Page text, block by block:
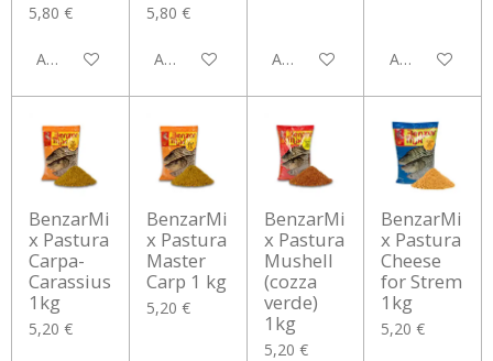
5,80 €
Aggiungi al carrello
5,80 €
Aggiungi al carrelloAggiungi al carrelloAggiungi al
BenzarMi
x Pastura
Carpa-
Carassius
1kg
5,20 €
BenzarMi
x Pastura
Master
Carp 1 kg
5,20 €
BenzarMi
x Pastura
Mushell
(cozza
verde)
1kg
5,20 €
BenzarMi
x Pastura
Cheese
for Strem
1kg
5,20 €